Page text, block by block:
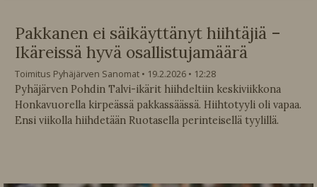
Pakkanen ei säikäyttänyt hiihtäjiä –
Ikäreissä hyvä osallistujamäärä
Toimitus Pyhäjärven Sanomat 19.2.2026
12:28
Pyhäjärven Pohdin Talvi-ikärit hiihdeltiin keskiviikkona
Honkavuorella kirpeässä pakkassäässä. Hiihtotyyli oli vapaa.
Ensi viikolla hiihdetään Ruotasella perinteisellä tyylillä.